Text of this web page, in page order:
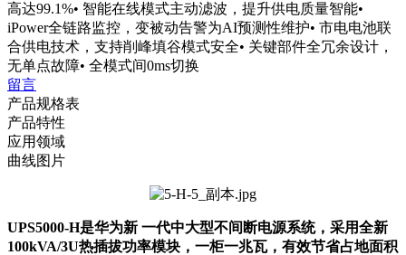
高达99.1%• 智能在线模式主动滤波，提升供电质量智能•
iPower全链路监控，变被动告警为AI预测性维护• 市电电池联
合供电技术，支持削峰填谷模式安全• 关键部件全冗余设计，
无单点故障• 全模式间0ms切换
留言
产品规格表
产品特性
应用领域
曲线图片
UPS5000-H是华为新 一代中大型不间断电源系统，采用全新
100kVA/3U热插拔功率模块，一柜一兆瓦，有效节省占地面积